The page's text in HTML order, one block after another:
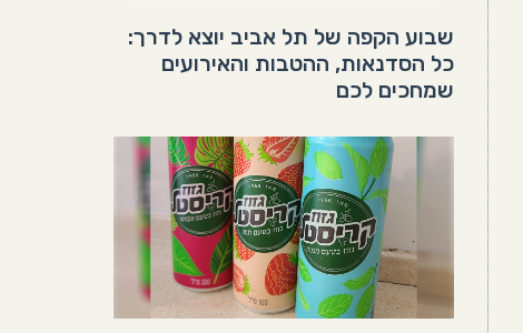
שבוע הקפה של תל אביב יוצא לדרך:
כל הסדנאות, ההטבות והאירועים
שמחכים לכם